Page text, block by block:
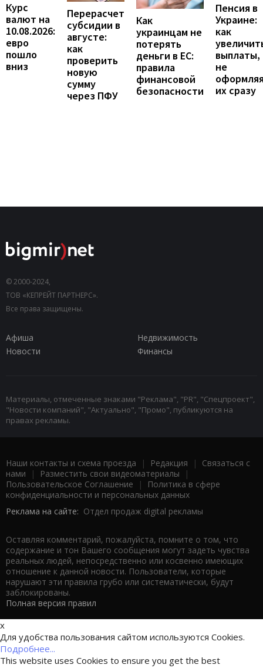
Курс
валют на
10.08.2026:
евро
пошло
вниз
Перерасчет
субсидии в
августе:
как
проверить
новую
сумму
через ПФУ
Как
украинцам не
потерять
деньги в ЕС:
правила
финансовой
безопасности
Пенсия в
Украине:
как
выплаты,
не
их сразу
© 2000-2024,
ТОВ «КЕПРЕЙТ ПАРТНЕРС».
Все права защищены.
Афиша
Недвижимость
Новости
Финансы
Материалы, отмеченные знаками "Реклама", "PR", "Спецпроект",
"Новости компаний", "Актуально", "Промо", публикуются на
правах рекламы.
Наши контакты и схема проезда | Редакция | Связаться с
нами | Разместить свои видеоматериалы |
Пользовательское Соглашение |
Политика в сфере
конфиденциальности и персональных данных
Реклама на сайте: Отдел продаж digital рекламы
Оставляя комментарий, пожалуйста, помните о том, что
содержание и тон Вашего сообщения могут задеть чувства
реальных людей, непосредственно или косвенно имеющих
отношение к данной новости. Пользователи, которые
нарушают эти правила грубо или систематически, будут
заблокированы.
Полная версия правил
x
Для удобства пользования сайтом используются Cookies.
Подробнее...
This website uses Cookies to ensure you get the best